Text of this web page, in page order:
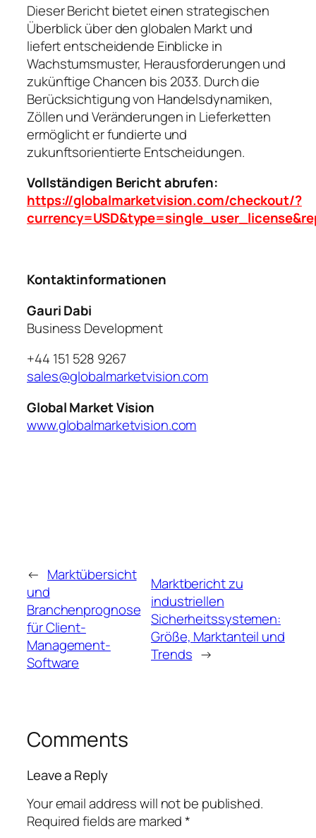
Dieser Bericht bietet einen strategischen
Überblick über den globalen Markt und
liefert entscheidende Einblicke in
Wachstumsmuster, Herausforderungen und
zukünftige Chancen bis 2033. Durch die
Berücksichtigung von Handelsdynamiken,
Zöllen und Veränderungen in Lieferketten
ermöglicht er fundierte und
zukunftsorientierte Entscheidungen.
Vollständigen Bericht abrufen:
https://globalmarketvision.com/checkout/?
Kontaktinformationen
Gauri Dabi
Business Development
+44 151 528 9267
sales@globalmarketvision.com
Global Market Vision
www.globalmarketvision.com
← Marktübersicht
und
Branchenprognose
für Client-
Management-
Software
Marktbericht zu
industriellen
Sicherheitssystemen:
Größe, Marktanteil und
Trends →
Comments
Leave a Reply
Your email address will not be published.
Required fields are marked*